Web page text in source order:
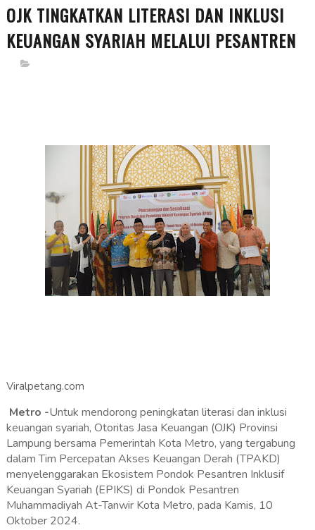
OJK TINGKATKAN LITERASI DAN INKLUSI
KEUANGAN SYARIAH MELALUI PESANTREN
Viralpetang.com
Metro -Untuk mendorong peningkatan literasi dan inklusi
keuangan syariah, Otoritas Jasa Keuangan (OJK) Provinsi
Lampung bersama Pemerintah Kota Metro, yang tergabung
dalam Tim Percepatan Akses Keuangan Derah (TPAKD)
menyelenggarakan Ekosistem Pondok Pesantren Inklusif
Keuangan Syariah (EPIKS) di Pondok Pesantren
Muhammadiyah At-Tanwir Kota Metro, pada Kamis, 10
Oktober 2024.